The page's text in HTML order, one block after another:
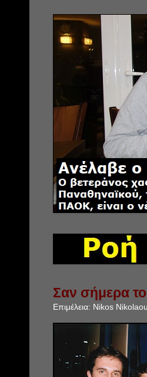
Σαν σήμερα
Επιμέλεια: Nikos Nikolaou